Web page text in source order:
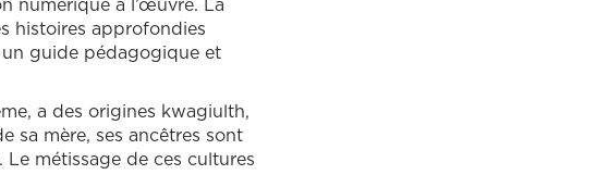
histoires approfondies
guide pédagogique et
a des origines kwagiulth,
sa mère, ses ancêtres sont
Le métissage de ces cultures